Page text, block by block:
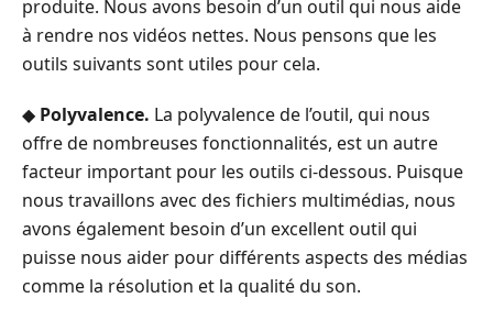
QualityScaler
Partie
Astuce
:
Meilleur
optimiseur
vidéo
IA
pour
améliorer
produite. Nous avons besoin d’un outil qui nous aide
à rendre nos vidéos nettes. Nous pensons que les
outils suivants sont utiles pour cela.
◆ Polyvalence. La polyvalence de l’outil, qui nous
offre de nombreuses fonctionnalités, est un autre
facteur important pour les outils ci‑dessous. Puisque
nous travaillons avec des fichiers multimédias, nous
avons également besoin d’un excellent outil qui
puisse nous aider pour différents aspects des médias
comme la résolution et la qualité du son.